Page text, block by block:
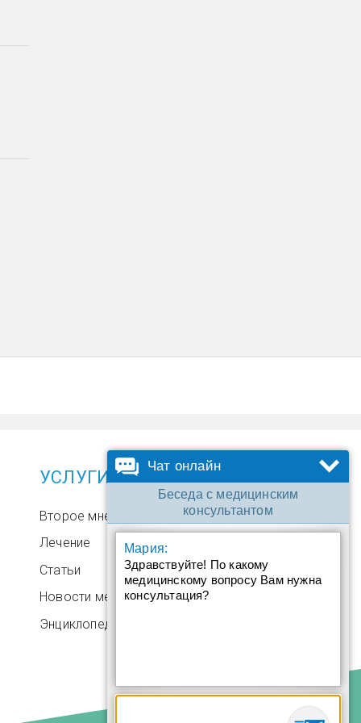
УСЛУГИ
Второе мнение
Лечение
Статьи
Новости медицины
Энциклопедия
Чат онлайн
Беседа с медицинским
консультантом
Мария:
Здравствуйте! По какому
медицинскому вопросу Вам нужна
консультация?